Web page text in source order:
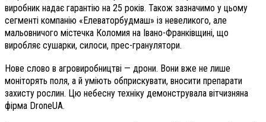
виробник надає гарантію на 25 років. Також зазначимо у цьому
сегменті компанію «Елеваторбудмаш» із невеликого, але
мальовничого містечка Коломия на Івано-Франківщині, що
виробляє сушарки, силоси, прес-гранулятори.
Нове слово в агровиробництві — дрони. Вони вже не лише
моніторять поля, а й уміють обприскувати, вносити препарати
захисту рослин. Цю небесну техніку демонструвала вітчизняна
фірма DroneUA.